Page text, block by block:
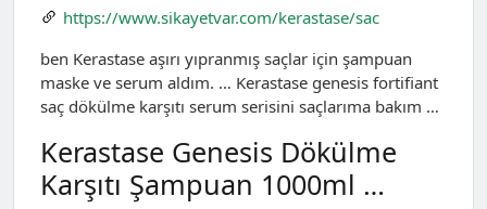
https://www.sikayetvar.com/kerastase/sac
ben Kerastase aşırı yıpranmış saçlar için şampuan
maske ve serum aldım. … Kerastase genesis fortifiant
saç dökülme karşıtı serum serisini saçlarıma bakım …
Kerastase Genesis Dökülme
Karşıtı Şampuan 1000ml …